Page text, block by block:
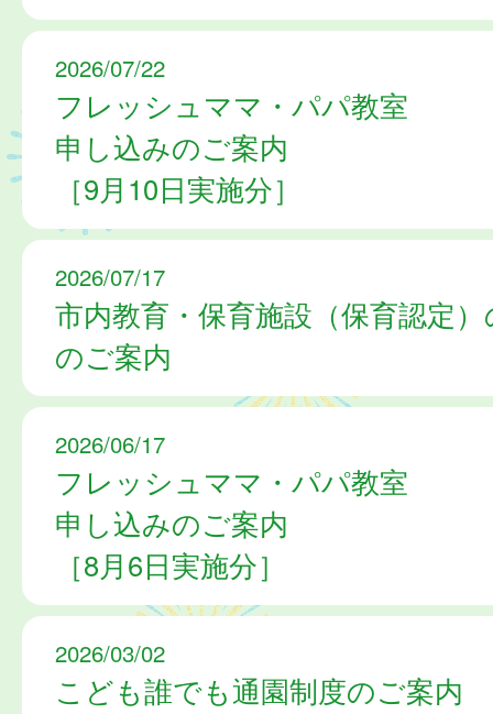
2026/07/22
フレッシュママ・パパ教室
申し込みのご案内
［9月10日実施分］
2026/07/17
市内教育・保育施設（保育認定
のご案内
2026/06/17
フレッシュママ・パパ教室
申し込みのご案内
［8月6日実施分］
2026/03/02
こども誰でも通園制度のご案内